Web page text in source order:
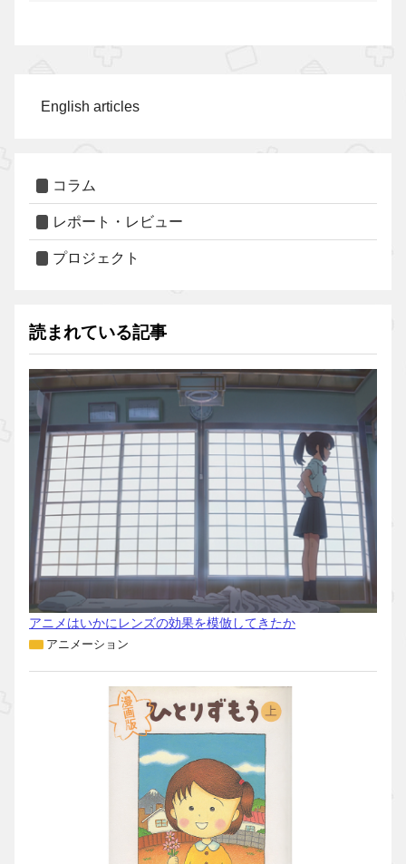
English articles
コラム
レポート・レビュー
プロジェクト
読まれている記事
アニメはいかにレンズの効果を模倣してきたか
アニメーション